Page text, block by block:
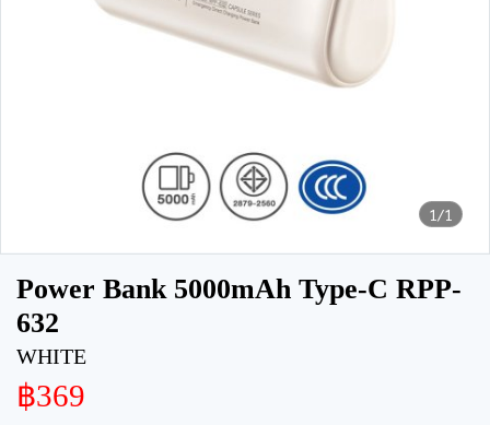
1/1
Power Bank 5000mAh Type-C RPP-
632
WHITE
฿369